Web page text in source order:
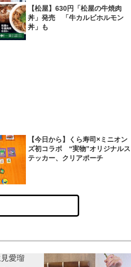
【松屋】630円「松屋の牛焼肉
丼」発売 「牛カルビホルモン
丼」も
【今日から】くら寿司×ミニオン
ズ初コラボ “実物”オリジナルス
テッカー、クリアポーチ